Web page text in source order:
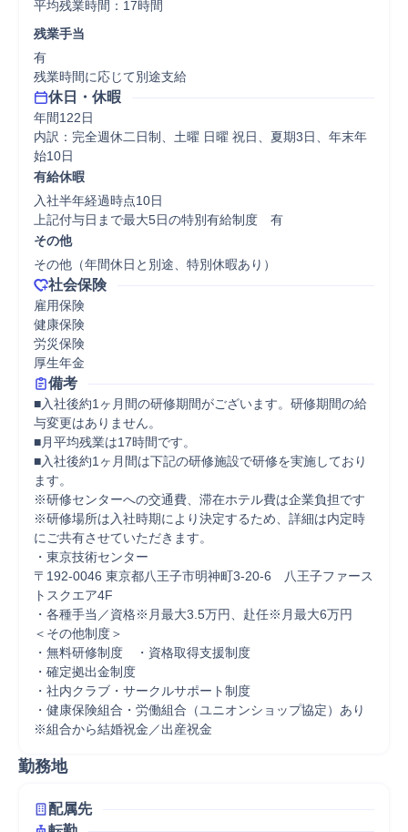
平均残業時間：17時間
残業手当
有
残業時間に応じて別途支給
休日・休暇
年間122日
内訳：完全週休二日制、土曜 日曜 祝日、夏期3日、年末年
始10日
有給休暇
入社半年経過時点10日
上記付与日まで最大5日の特別有給制度　有
その他
その他（年間休日と別途、特別休暇あり）
社会保険
雇用保険
健康保険
労災保険
厚生年金
備考
■入社後約1ヶ月間の研修期間がございます。研修期間の給
与変更はありません。
■月平均残業は17時間です。
■入社後約1ヶ月間は下記の研修施設で研修を実施しており
ます。
※研修センターへの交通費、滞在ホテル費は企業負担です
※研修場所は入社時期により決定するため、詳細は内定時
にご共有させていただきます。
・東京技術センター
〒192-0046 東京都八王子市明神町3-20-6　八王子ファース
トスクエア4F
・各種手当／資格※月最大3.5万円、赴任※月最大6万円
＜その他制度＞
・無料研修制度　・資格取得支援制度
・確定拠出金制度
・社内クラブ・サークルサポート制度
・健康保険組合・労働組合（ユニオンショップ協定）あり
※組合から結婚祝金／出産祝金
勤務地
配属先